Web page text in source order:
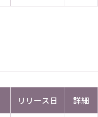
リリース日 詳細